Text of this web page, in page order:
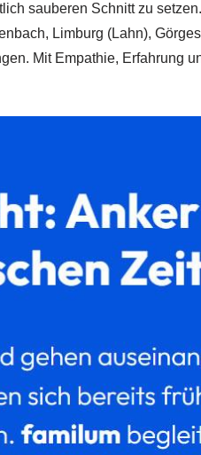
sauberen Schnitt zu
Limburg (Lahn),
Mit Empathie, Erfahrung